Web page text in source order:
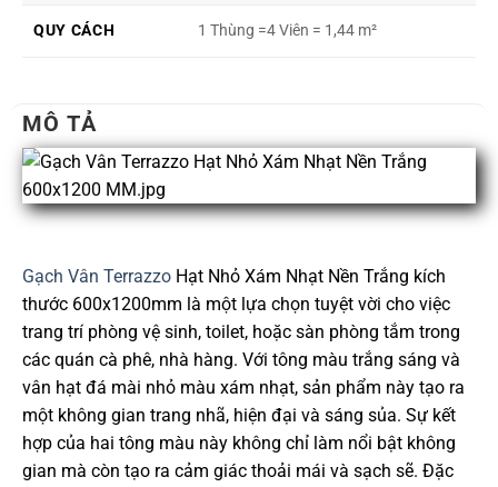
QUY CÁCH 1 Thùng =4 Viên = 1,44 m²
MÔ TẢ
Gạch Vân Terrazzo Hạt Nhỏ Xám Nhạt Nền Trắng kích
thước 600x1200mm là một lựa chọn tuyệt vời cho việc
trang trí phòng vệ sinh, toilet, hoặc sàn phòng tắm trong
các quán cà phê, nhà hàng. Với tông màu trắng sáng và
vân hạt đá mài nhỏ màu xám nhạt, sản phẩm này tạo ra
một không gian trang nhã, hiện đại và sáng sủa. Sự kết
hợp của hai tông màu này không chỉ làm nổi bật không
gian mà còn tạo ra cảm giác thoải mái và sạch sẽ. Đặc